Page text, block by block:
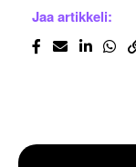
Jaa artikkeli: